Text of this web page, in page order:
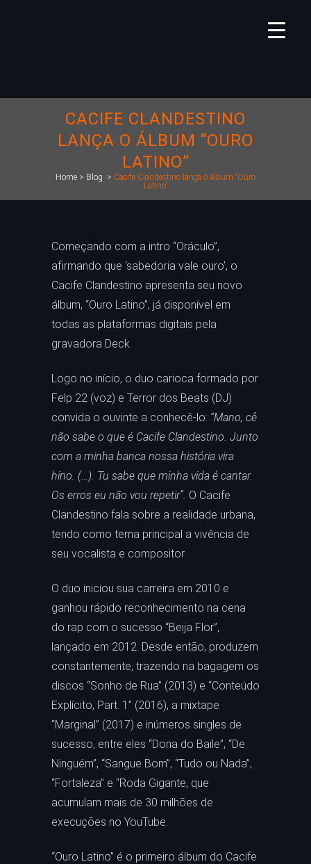
CACIFE CLANDESTINO
LANÇA O ÁLBUM “OURO
LATINO”
Home > Blog > Cacife Clandestino lança o álbum “Ouro
Latino”
Começando com a intro “Oráculo”,
afirmando que ‘sabedoria vale ouro’, o
Cacife Clandestino apresenta seu novo
álbum, “Ouro Latino”, já disponível em
todas as plataformas digitais pela
gravadora Deck.
Logo no início, o duo carioca formado por
Felp 22 (voz) e Terror dos Beats (DJ)
convida o ouvinte a conhecê-lo: “Mano, cê
não sabe o que é Cacife Clandestino. Junto
com a minha banca nossa história vira
hino. (…). Tu sabe que minha vida é cantar.
Os erros eu não vou repetir”. O Cacife
Clandestino fala sobre a realidade urbana,
tendo como tema principal a vivência de
seu vocalista e compositor.
O duo iniciou sua carreira em 2010 e
ganhou rápido reconhecimento na cena
do rap com o sucesso “Beija Flor”,
lançado em 2012. Desde então, produzem
constantemente, trazendo na bagagem os
discos “Sonho de Rua” (2013) e “Conteúdo
Explícito, Part. 1” (2016), a mixtape
“Marginal” (2017) e inúmeros singles de
sucesso, entre eles “Dona do Baile”, “De
Ninguém”, “Sangue Bom”, “Tudo ou Nada”,
“Fortaleza” e “Roda Gigante, que
acumulam mais de 30 milhões de
execuções no YouTube.
“Ouro Latino” é o primeiro álbum do Cacife